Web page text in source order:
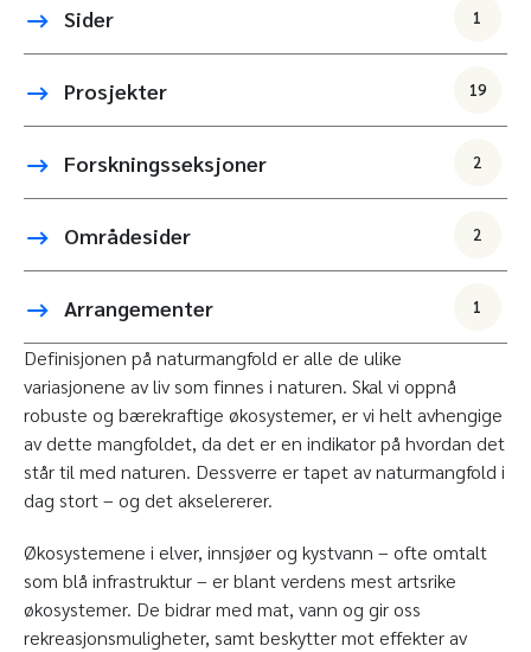
Sider 1
Prosjekter 19
Forskningsseksjoner 2
Områdesider 2
Arrangementer 1
Definisjonen på naturmangfold er alle de ulike
variasjonene av liv som finnes i naturen. Skal vi oppnå
robuste og bærekraftige økosystemer, er vi helt avhengige
av dette mangfoldet, da det er en indikator på hvordan det
står til med naturen. Dessverre er tapet av naturmangfold i
dag stort – og det akselererer.
Økosystemene i elver, innsjøer og kystvann – ofte omtalt
som blå infrastruktur – er blant verdens mest artsrike
økosystemer. De bidrar med mat, vann og gir oss
rekreasjonsmuligheter, samt beskytter mot effekter av